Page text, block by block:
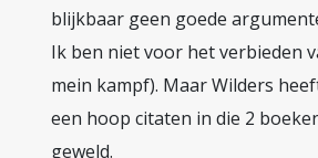
blijkbaar geen goede
Ik ben niet voor het verbieden
mein kampf). Maar Wilders
een hoop citaten in die 2
geweld.